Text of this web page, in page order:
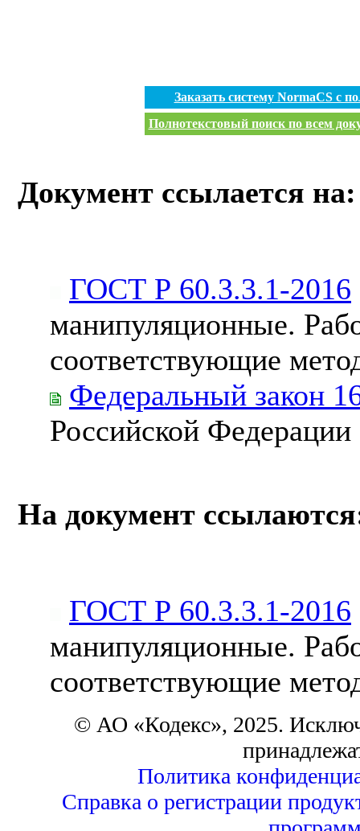
Заказать систему NormaCS с
Полнотекстовый поиск по всем
Документ ссылается на:
ГОСТ Р 60.3.3.1-2016
манипуляционные.
соответствующие
Федеральный закон
Российской Федерации
На документ
ГОСТ Р 60.3.3.1-2016
манипуляционные.
соответствующие
© АО «Кодекс», 2025.
Политика
Справка о регистрации